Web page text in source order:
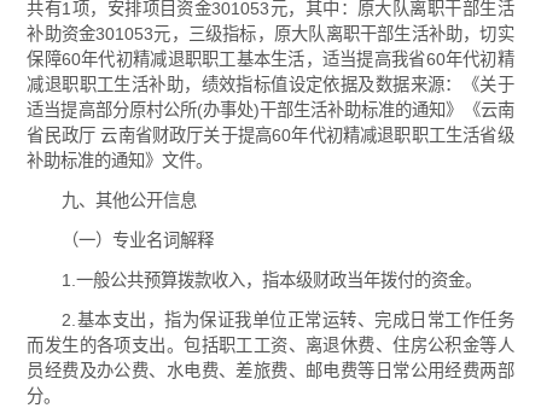
共有1项，安排项目资金301053元，其中：原大队离职干部生活
补助资金301053元，三级指标，原大队离职干部生活补助，切实
保障60年代初精减退职职工基本生活，适当提高我省60年代初精
减退职职工生活补助，绩效指标值设定依据及数据来源：《关于
适当提高部分原村公所(办事处)干部生活补助标准的通知》《云南
省民政厅 云南省财政厅关于提高60年代初精减退职职工生活省级
补助标准的通知》文件。
九、其他公开信息
（一）专业名词解释
1.一般公共预算拨款收入，指本级财政当年拨付的资金。
2.基本支出，指为保证我单位正常运转、完成日常工作任务
而发生的各项支出。包括职工工资、离退休费、住房公积金等人
员经费及办公费、水电费、差旅费、邮电费等日常公用经费两部
分。